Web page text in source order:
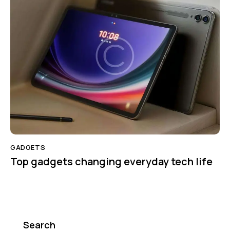
GADGETS
Top gadgets changing everyday tech life
Search